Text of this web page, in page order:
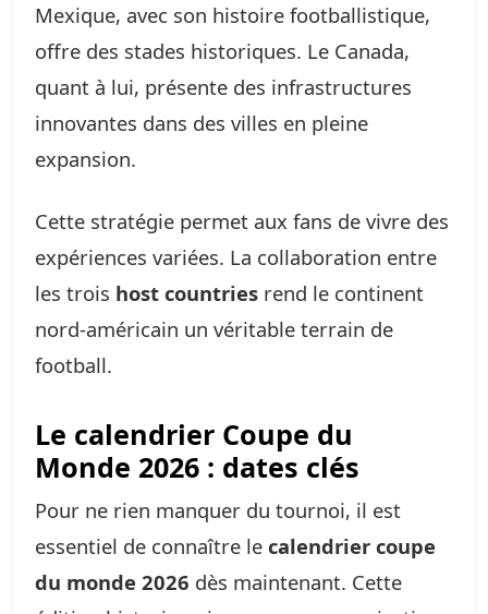
Mexique, avec son histoire footballistique,
offre des stades historiques. Le Canada,
quant à lui, présente des infrastructures
innovantes dans des villes en pleine
expansion.
Cette stratégie permet aux fans de vivre des
expériences variées. La collaboration entre
les trois host countries rend le continent
nord-américain un véritable terrain de
football.
Le calendrier Coupe du
Monde 2026 : dates clés
Pour ne rien manquer du tournoi, il est
essentiel de connaître le calendrier coupe
du monde 2026 dès maintenant. Cette